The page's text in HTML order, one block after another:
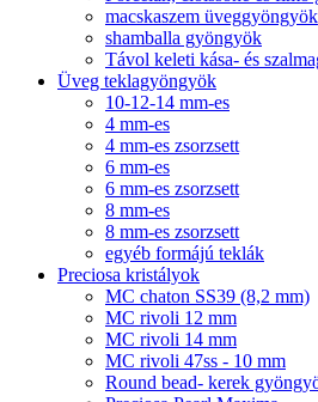
macskaszem üveggyöngyök
shamballa gyöngyök
Távol keleti kása- és
Üveg teklagyöngyök
10-12-14 mm-es
4 mm-es
4 mm-es zsorzsett
6 mm-es
6 mm-es zsorzsett
8 mm-es
8 mm-es zsorzsett
egyéb formájú teklák
Preciosa kristályok
MC chaton SS39 (8,2 mm)
MC rivoli 12 mm
MC rivoli 14 mm
MC rivoli 47ss - 10 mm
Round bead- kerek